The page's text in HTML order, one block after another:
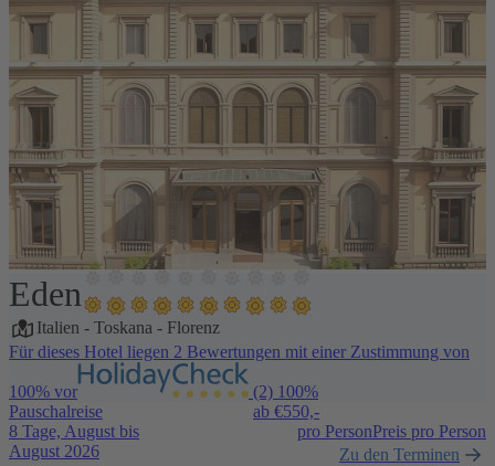
Eden
Italien - Toskana - Florenz
Für dieses Hotel liegen 2 Bewertungen mit einer Zustimmung von
100% vor (2) 100%
Pauschalreise
8 Tage, August bis
August 2026
ab €550,-
pro PersonPreis pro Person
Zu den Terminen